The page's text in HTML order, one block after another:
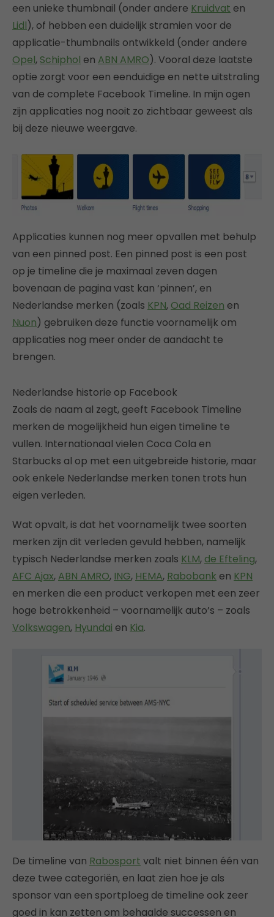
een unieke thumbnail (onder andere Kruidvat en
Lidl), of hebben een duidelijk stramien voor de
applicatie-thumbnails ontwikkeld (onder andere
Opel, Schiphol en ABN AMRO). Vooral deze laatste
optie zorgt voor een eenduidige en nette uitstraling
van de complete Facebook Timeline. In mijn ogen
zijn applicaties nog nooit zo zichtbaar geweest als
bij deze nieuwe weergave.
Applicaties kunnen nog meer opvallen met behulp
van een pinned post. Een pinned post is een post
op je timeline die je maximaal zeven dagen
bovenaan de pagina vast kan ‘pinnen’, en
Nederlandse merken (zoals KPN, Oad Reizen en
Nuon) gebruiken deze functie voornamelijk om
applicaties nog meer onder de aandacht te
brengen.
Nederlandse historie op Facebook
Zoals de naam al zegt, geeft Facebook Timeline
merken de mogelijkheid hun eigen timeline te
vullen. Internationaal vielen Coca Cola en
Starbucks al op met een uitgebreide historie, maar
ook enkele Nederlandse merken tonen trots hun
eigen verleden.
Wat opvalt, is dat het voornamelijk twee soorten
merken zijn dit verleden gevuld hebben, namelijk
typisch Nederlandse merken zoals KLM, de Efteling,
AFC Ajax, ABN AMRO, ING, HEMA, Rabobank en KPN
en merken die een product verkopen met een zeer
hoge betrokkenheid – voornamelijk auto’s – zoals
Volkswagen, Hyundai en Kia.
De timeline van Rabosport valt niet binnen één van
deze twee categoriën, en laat zien hoe je als
sponsor van een sportploeg de timeline ook zeer
goed in kan zetten om behaalde successen en